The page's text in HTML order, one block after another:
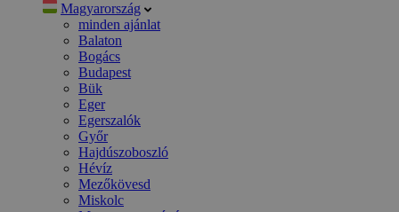
Magyarország
minden ajánlat
Balaton
Bogács
Budapest
Bük
Eger
Egerszalók
Győr
Hajdúszoboszló
Hévíz
Mezőkövesd
Miskolc